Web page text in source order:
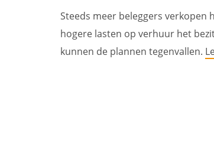
Steeds meer beleggers
hogere lasten op verhuur het
kunnen de plannen tegenvallen.